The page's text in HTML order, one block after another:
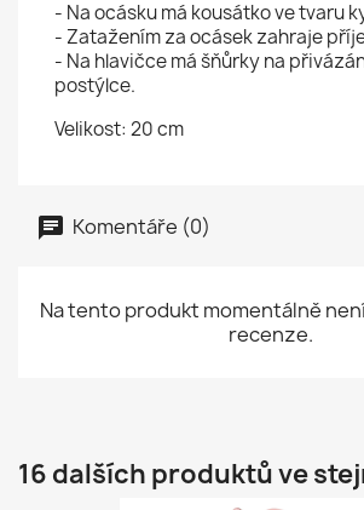
- Na ocásku má kousátko ve tvaru
- Zatažením za ocásek zahraje
- Na hlavičce má šňůrky na
postýlce.
Velikost: 20 cm
Komentáře (0)
Na tento produkt momentálně
recenze.
16 dalších produktů ve